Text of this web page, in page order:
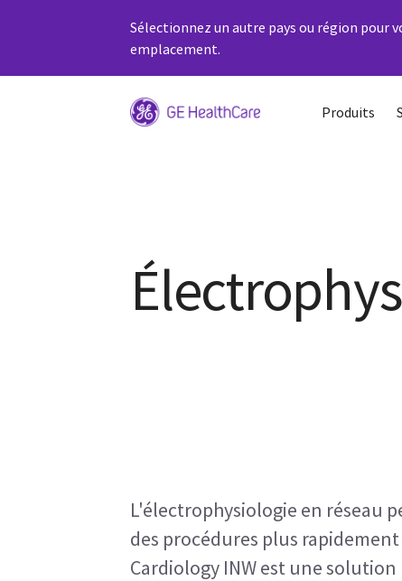
Sélectionnez un autre pays ou région pour
emplacement.
Produits
L'électrophysiologie en réseau
des procédures plus
Cardiology INW est une